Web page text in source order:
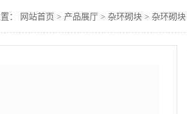
： 网站首页 > 产品展厅 > 杂环砌块 > 杂环砌块